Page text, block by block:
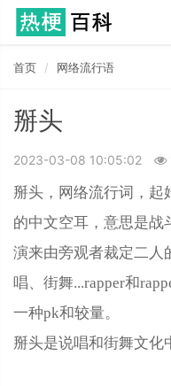
首页 网络流行语
掰头
2023-03-08 10:05:02
掰头，网络流行词，起
的中文空耳，意思是战
演来由旁观者裁定二人
唱、街舞...rapper和
一种pk和较量。
掰头是说唱和街舞文化